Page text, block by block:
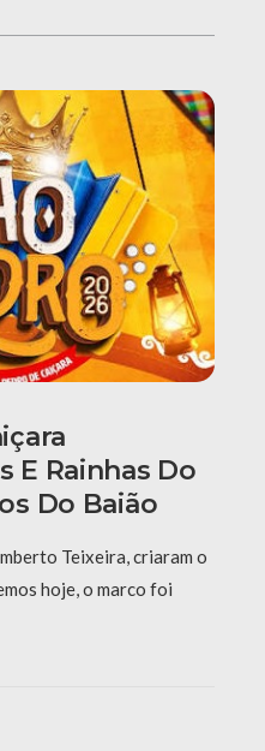
E Rainhas Do
Do Baião
Teixeira, criaram o
hoje, o marco foi